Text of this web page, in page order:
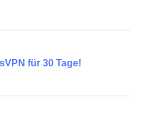
für 30 Tage!